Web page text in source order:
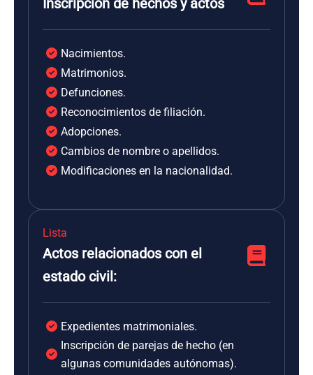
Inscripción de hechos y actos
Nacimientos.
Matrimonios.
Defunciones.
Reconocimientos de filiación.
Adopciones.
Cambios de nombre o apellidos.
Modificaciones en la nacionalidad.
Lista
Actos relacionados con el
estado civil:
Expedientes matrimoniales.
Inscripción de parejas de hecho (en
algunas comunidades autónomas).